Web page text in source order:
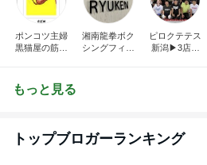
ポンコツ主婦
黒猫屋の筋ト
湘南龍拳ボク
シングフィッ
ピロクテテス
新潟▶3店舗
もっと見る
トップブロガーランキング